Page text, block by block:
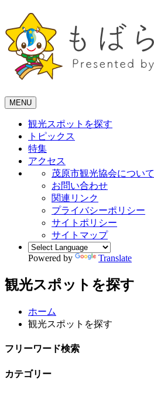
MENU
観光スポットを探す
トピックス
特集
アクセス
茂原市観光協会について
お問い合わせ
関連リンク
プライバシーポリシー
サイトポリシー
サイトマップ
Powered by Translate
観光スポットを探す
ホーム
観光スポットを探す
フリーワード検索
カテゴリー